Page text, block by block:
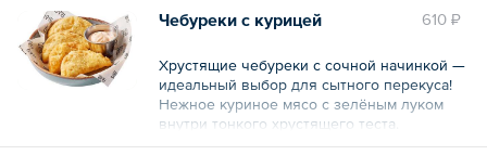
610 ₽
Чебуреки с курицей
Хрустящие чебуреки с сочной начинкой —
идеальный выбор для сытного перекуса!
Нежное куриное мясо с зелёным луком
внутри тонкого хрустящего теста.
Подаются с пикантным соусом